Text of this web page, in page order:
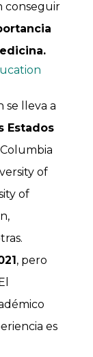
conseguir
se lleva a
Estados
of
of
, pero
es